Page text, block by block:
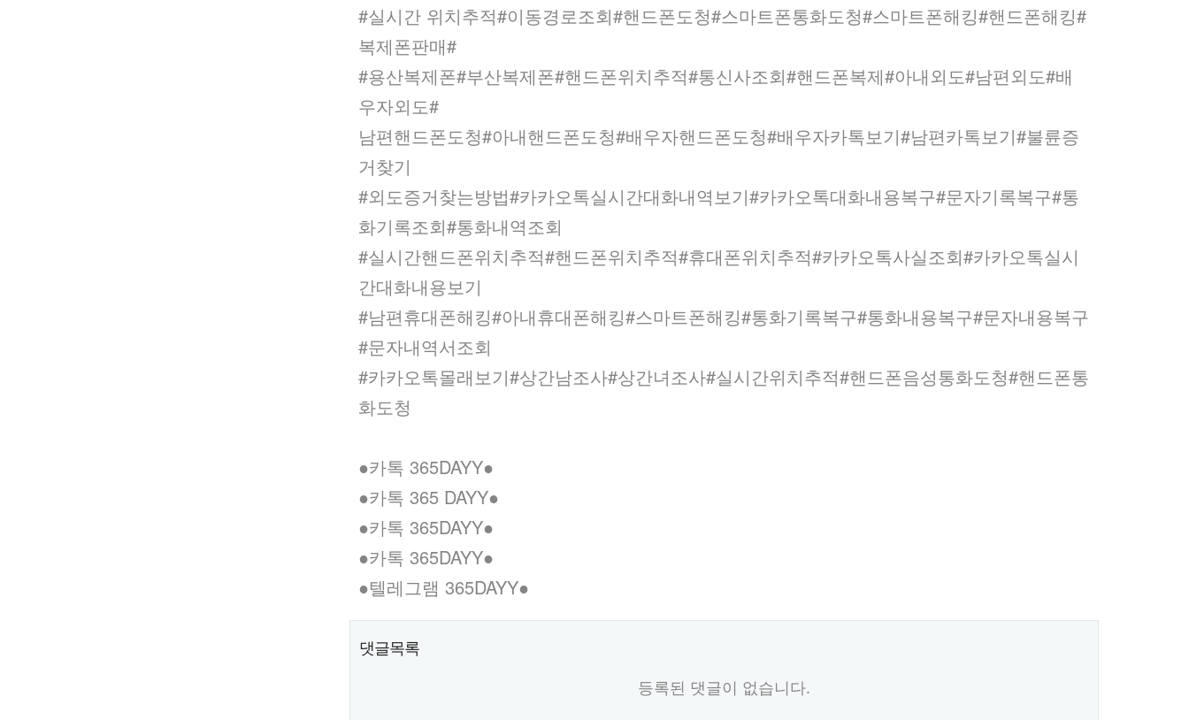
#실시간 위치추적#이동경로조회#핸드폰도청#스마트폰통화도청#스마트폰해킹#핸드폰해킹#
복제폰판매#
#용산복제폰#부산복제폰#핸드폰위치추적#통신사조회#핸드폰복제#아내외도#남편외도#배
우자외도#
남편핸드폰도청#아내핸드폰도청#배우자핸드폰도청#배우자카톡보기#남편카톡보기#불륜증
거찾기
#외도증거찾는방법#카카오톡실시간대화내역보기#카카오톡대화내용복구#문자기록복구#통
화기록조회#통화내역조회
#실시간핸드폰위치추적#핸드폰위치추적#휴대폰위치추적#카카오톡사실조회#카카오톡실시
간대화내용보기
#남편휴대폰해킹#아내휴대폰해킹#스마트폰해킹#통화기록복구#통화내용복구#문자내용복구
#문자내역서조회
#카카오톡몰래보기#상간남조사#상간녀조사#실시간위치추적#핸드폰음성통화도청#핸드폰통
화도청
●카­톡 365DAYY●
●카­톡 365 DAYY●
●카­톡 365DAYY●
●카­톡 365DAYY●
●텔레그램 365DAYY●
댓글목록
등록된 댓글이 없습니다.